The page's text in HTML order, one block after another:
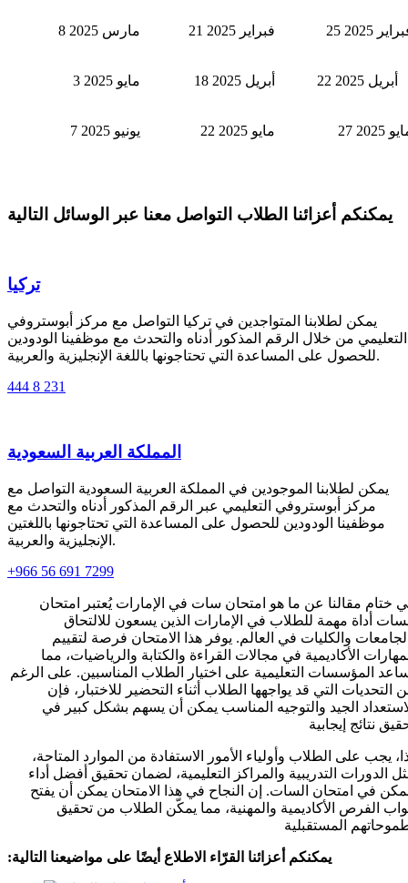
8 مارس 2025 21 فبراير 2025 2025
3 مايو 2025 18 أبريل 2025
7 يونيو 2025 22 مايو 2025 2025
يمكنكم أعزائنا الطلاب التواصل معنا عبر الوسائل التالية
تركيا
يمكن لطلابنا المتواجدين في تركيا التواصل مع مركز أبوستروفي
التعليمي من خلال الرقم المذكور أدناه والتحدث مع موظفينا الودودين
للحصول على المساعدة التي تحتاجونها باللغة الإنجليزية والعربية.
444 8 231
المملكة العربية السعودية
يمكن لطلابنا الموجودين في المملكة العربية السعودية التواصل مع
مركز أبوستروفي التعليمي عبر الرقم المذكور أدناه والتحدث مع
موظفينا الودودين للحصول على المساعدة التي تحتاجونها باللغتين
الإنجليزية والعربية.
+966 56 691 7299
ختام مقالنا عن ما هو امتحان سات في الإمارات يُعتبر امتحان
أداة مهمة للطلاب في الإمارات الذين يسعون للالتحاق
والكليات في العالم. يوفر هذا الامتحان فرصة لتقييم
الأكاديمية في مجالات القراءة والكتابة والرياضيات، مما
المؤسسات التعليمية على اختيار الطلاب المناسبين. على الرغم
التحديات التي قد يواجهها الطلاب أثناء التحضير للاختبار، فإن
الجيد والتوجيه المناسب يمكن أن يسهم بشكل كبير في
نتائج إيجابية
يجب على الطلاب وأولياء الأمور الاستفادة من الموارد المتاحة،
الدورات التدريبية والمراكز التعليمية، لضمان تحقيق أفضل أداء
في امتحان السات. إن النجاح في هذا الامتحان يمكن أن يفتح
الفرص الأكاديمية والمهنية، مما يمكّن الطلاب من تحقيق
:يمكنكم أعزائنا القرّاء الاطلاع أيضًا على مواضيعنا التالية